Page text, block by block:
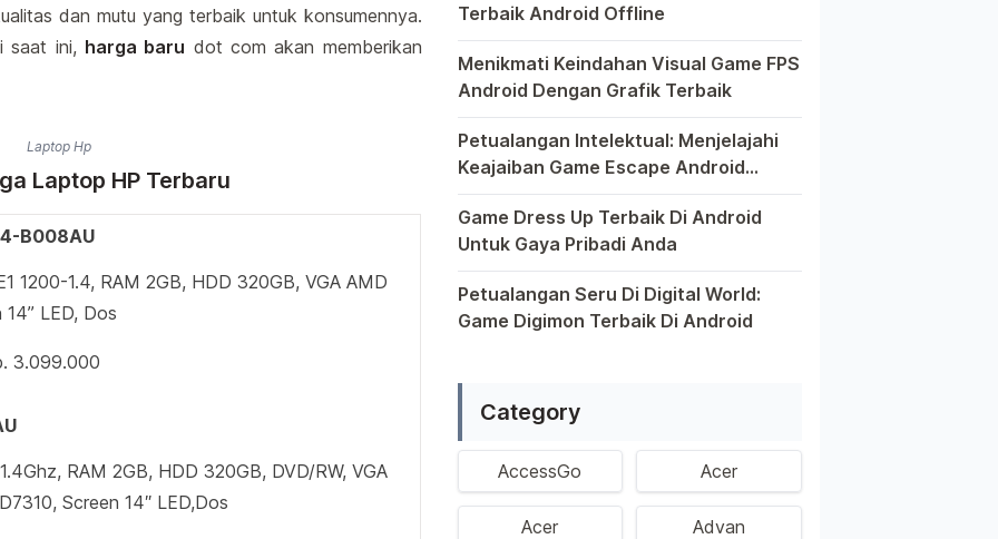
dan mutu yang terbaik untuk konsumennya.
saat ini, harga baru dot com akan memberikan
Laptop Hp
Laptop HP Terbaru
B008AU
1200-1.4, RAM 2GB, HDD 320GB, VGA AMD
LED, Dos
3.099.000
RAM 2GB, HDD 320GB, DVD/RW, VGA
Screen 14″ LED,Dos
Terbaik Android Offline
Ponsel pintar telah mengubah cara kita bermain game, dan
Menikmati Keindahan Visual Game FPS
Android Dengan Grafik Terbaik
Semakin berkembangnya teknologi di era digital saat ini,
Petualangan Intelektual: Menjelajahi
Keajaiban Game Escape Android
Terbaik
Dalam dunia game Android, genre escape telah mencuri
Game Dress Up Terbaik Di Android
Untuk Gaya Pribadi Anda
Saat ini, platform Android telah menjadi wadah kreativitas bagi
Petualangan Seru Di Digital World:
Game Digimon Terbaik Di Android
Category
AccessGo Acer
Acer Advan